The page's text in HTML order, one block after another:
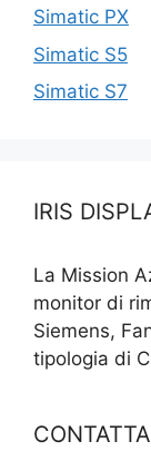
Simatic PX
Simatic S5
Simatic S7
IRIS
La Mission
monitor di
Siemens,
tipologia di